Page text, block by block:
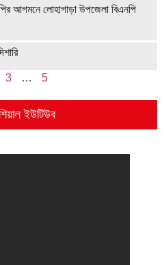
আগমনে লোহাগাড়া উপজেলা বিএনপি
3 … 5
ইউটিউব